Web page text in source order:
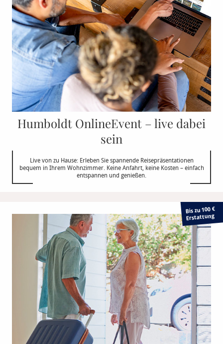
Humboldt OnlineEvent – live dabei
sein
Live von zu Hause: Erleben Sie spannende Reisepräsentationen
bequem in Ihrem Wohnzimmer. Keine Anfahrt, keine Kosten – einfach
entspannen und genießen.
Bis zu 100 €
Erstattung